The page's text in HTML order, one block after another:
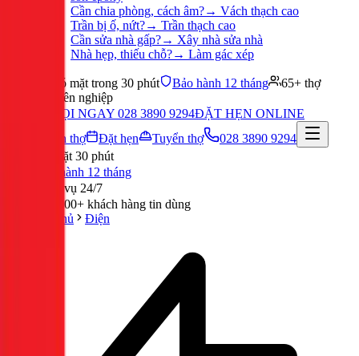
Cần chia phòng, cách âm?→ Vách thạch cao
Trần bị ố, nứt?→ Trần thạch cao
Cần sửa nhà gấp?→ Xây nhà sửa nhà
Nhà hẹp, thiếu chỗ?→ Làm gác xép
Có mặt trong 30 phút Bảo hành 12 tháng
65+ thợ
chuyên nghiệp
GỌI NGAY 028 3890 9294ĐẶT HẸN ONLINE
Tuyển thợ
Đặt hẹn Tuyển thợ
028 3890 9294
Có mặt 30 phút
Bảo hành 12 tháng
Phục vụ 24/7
300,000+ khách hàng tin dùng
Trang chủ
Điện